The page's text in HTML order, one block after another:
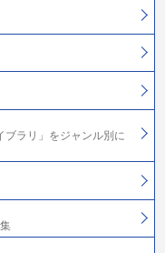
ブラリ」をジャンル別に